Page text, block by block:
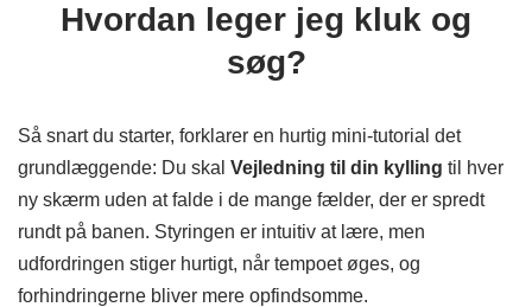
Hvordan leger jeg kluk og
søg?
Så snart du starter, forklarer en hurtig mini-tutorial det
grundlæggende: Du skal Vejledning til din kylling til hver
ny skærm uden at falde i de mange fælder, der er spredt
rundt på banen. Styringen er intuitiv at lære, men
udfordringen stiger hurtigt, når tempoet øges, og
forhindringerne bliver mere opfindsomme.